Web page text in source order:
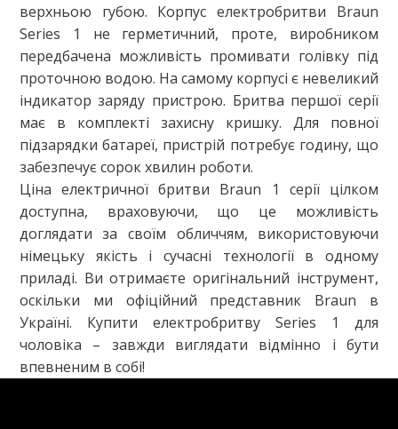
верхньою губою. Корпус електробритви Braun
Series 1 не герметичний, проте, виробником
передбачена можливість промивати голівку під
проточною водою. На самому корпусі є невеликий
індикатор заряду пристрою. Бритва першої серії
має в комплекті захисну кришку. Для повної
підзарядки батареї, пристрій потребує годину, що
забезпечує сорок хвилин роботи.
Ціна електричної бритви Braun 1 серії цілком
доступна, враховуючи, що це можливість
доглядати за своїм обличчям, використовуючи
німецьку якість і сучасні технології в одному
приладі. Ви отримаєте оригінальний інструмент,
оскільки ми офіційний представник Braun в
Україні. Купити електробритву Series 1 для
чоловіка – завжди виглядати відмінно і бути
впевненим в собі!